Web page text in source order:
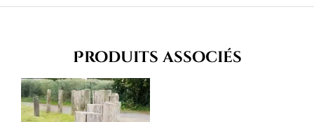
Produits associés